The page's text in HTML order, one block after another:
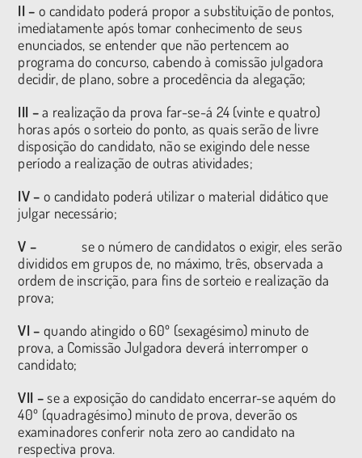
II – o candidato poderá propor a substituição de pontos,
imediatamente após tomar conhecimento de seus
enunciados, se entender que não pertencem ao
programa do concurso, cabendo à comissão julgadora
decidir, de plano, sobre a procedência da alegação;
III –a realização da prova far-se-á 24 (vinte e quatro)
horas após o sorteio do ponto, as quais serão de livre
disposição do candidato, não se exigindo dele nesse
período a realização de outras atividades;
IV – o candidato poderá utilizar o material didático que
julgar necessário;
V –se o número de candidatos o exigir, eles serão
divididos em grupos de, no máximo, três, observada a
ordem de inscrição, para fins de sorteio e realização da
prova;
VI – quando atingido o 60º (sexagésimo) minuto de
prova, a Comissão Julgadora deverá interromper o
candidato;
VII –se a exposição do candidato encerrar-se aquém do
40º (quadragésimo) minuto de prova, deverão os
examinadores conferir nota zero ao candidato na
respectiva prova.